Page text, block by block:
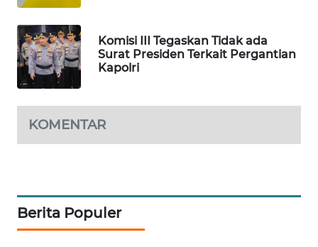
Komisi III Tegaskan Tidak ada
Surat Presiden Terkait Pergantian
Kapolri
KOMENTAR
Berita Populer
SIANTAR
METRO
MEDAN
NEWS
METRO
KRT
NEWS